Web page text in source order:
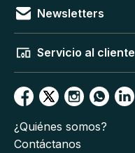
Newsletters
Servicio al cliente
¿Quiénes somos?
Contáctanos